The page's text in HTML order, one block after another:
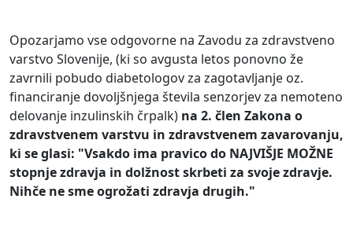
Opozarjamo vse odgovorne na Zavodu za zdravstveno
varstvo Slovenije, (ki so avgusta letos ponovno že
zavrnili pobudo diabetologov za zagotavljanje oz.
financiranje dovoljšnjega števila senzorjev za nemoteno
delovanje inzulinskih črpalk) na 2. člen Zakona o
zdravstvenem varstvu in zdravstvenem zavarovanju,
ki se glasi: "Vsakdo ima pravico do NAJVIŠJE MOŽNE
stopnje zdravja in dolžnost skrbeti za svoje zdravje.
Nihče ne sme ogrožati zdravja drugih."